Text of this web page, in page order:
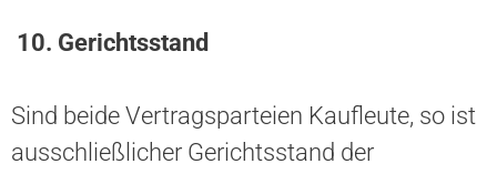
10. Gerichtsstand
Sind beide Vertragsparteien Kaufleute, so ist
ausschließlicher Gerichtsstand der